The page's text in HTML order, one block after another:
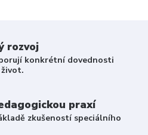
rozvoj
konkrétní dovednosti
praxí
zkušeností speciálního